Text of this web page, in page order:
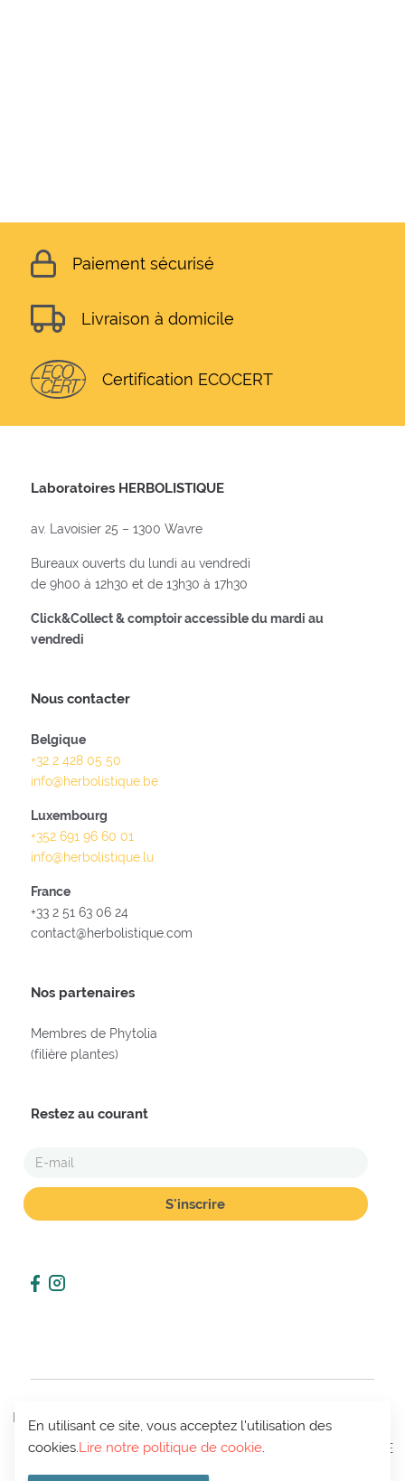
Paiement sécurisé
Livraison à domicile
Certification ECOCERT
Laboratoires HERBOLISTIQUE
av. Lavoisier 25 – 1300 Wavre
Bureaux ouverts du lundi au vendredi
de 9h00 à 12h30 et de 13h30 à 17h30
Click&Collect & comptoir accessible du mardi au
vendredi
Nous contacter
Belgique
+32 2 428 05 50
info@herbolistique.be
Luxembourg
+352 691 96 60 01
info@herbolistique.lu
France
+33 2 51 63 06 24
contact@herbolistique.com
Nos partenaires
Membres de Phytolia
(filière plantes)
Restez au courant
E-
POLITIQUE
CONDITIONS
DE VENTE
COMPTE
En utilisant ce site, vous acceptez l'utilisation des
cookies. Lire notre politique de cookie